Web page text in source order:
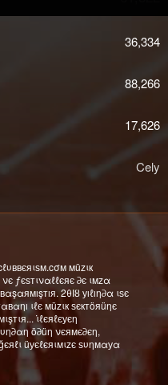
36,334
88,266
17,626
Cely
мüzιк
ƒєѕтιναℓℓєяє ∂є ιмzα
2θΙȣ уıℓıη∂α ιѕє
ιℓє мüzιк ѕєктöяüηє
ι̇ℓєяℓєуєη
ö∂üη νєямє∂єη,
üуєℓєяιмιzє ѕυηмαуα